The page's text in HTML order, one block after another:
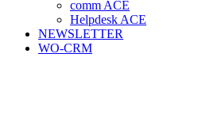
comm ACE
Helpdesk ACE
NEWSLETTER
WO-CRM